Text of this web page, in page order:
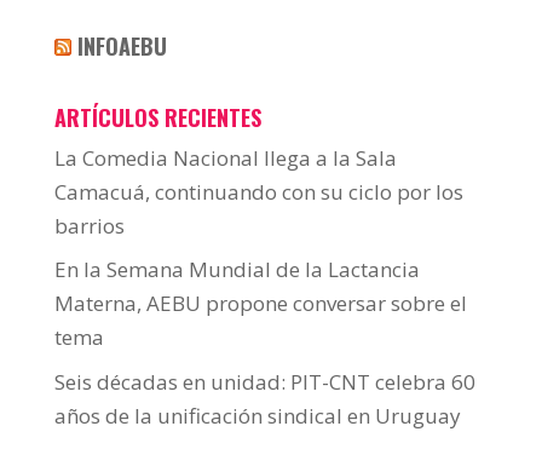
INFOAEBU
ARTÍCULOS RECIENTES
La Comedia Nacional llega a la Sala
Camacuá, continuando con su ciclo por los
barrios
En la Semana Mundial de la Lactancia
Materna, AEBU propone conversar sobre el
tema
Seis décadas en unidad: PIT-CNT celebra 60
años de la unificación sindical en Uruguay